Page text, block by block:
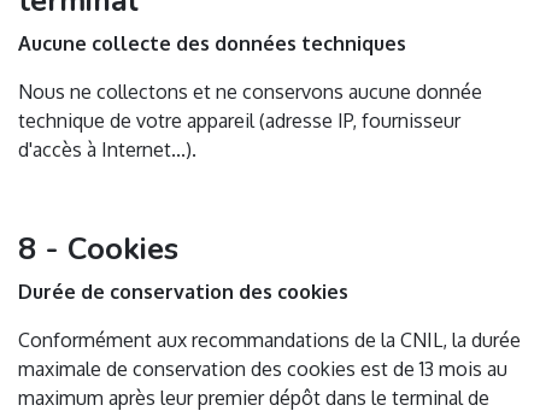
Aucune collecte des données techniques
Nous ne collectons et ne conservons aucune donnée
technique de votre appareil (adresse IP, fournisseur
d'accès à Internet...).
8 - Cookies
Durée de conservation des cookies
Conformément aux recommandations de la CNIL, la durée
maximale de conservation des cookies est de 13 mois au
maximum après leur premier dépôt dans le terminal de